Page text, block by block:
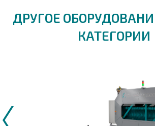
ДРУГОЕ
КАТЕГОРИИ